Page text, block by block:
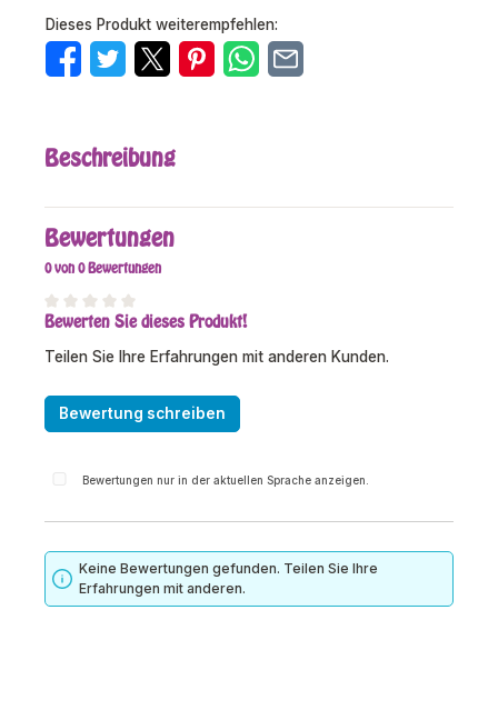
Dieses Produkt weiterempfehlen:
Beschreibung
Bewertungen
0 von 0 Bewertungen
Durchschnittliche Bewertung von 0 von 5 Sternen
Bewerten Sie dieses Produkt!
Teilen Sie Ihre Erfahrungen mit anderen Kunden.
Bewertung schreiben
Bewertungen nur in der aktuellen Sprache anzeigen.
Keine Bewertungen gefunden. Teilen Sie Ihre
Erfahrungen mit anderen.